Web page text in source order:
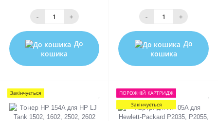
- +
До
кошика
- +
До
кошика
Закінчується ПОРОЖНIЙ КАРТРИДЖ
Закінчується